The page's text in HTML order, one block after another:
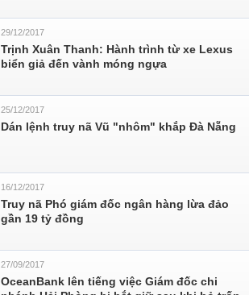
29/12/2017
Trịnh Xuân Thanh: Hành trình từ xe Lexus
biển giả đến vành móng ngựa
25/12/2017
Dán lệnh truy nã Vũ "nhôm" khắp Đà Nẵng
16/12/2017
Truy nã Phó giám đốc ngân hàng lừa đảo
gần 19 tỷ đồng
27/09/2017
OceanBank lên tiếng việc Giám đốc chi